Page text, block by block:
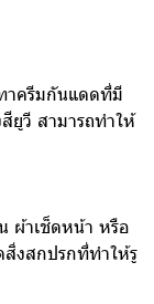
ครีมกันแดดที่มี
ยูวี สามารถทำให้
ผ้าเช็ดหน้า หรือ
งสกปรกที่ทำให้รู